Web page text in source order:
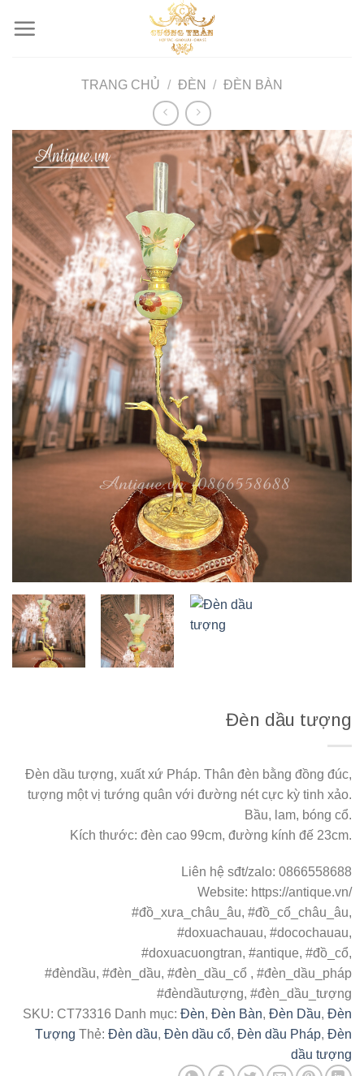
TRANG CHỦ / ĐÈN / ĐÈN BÀN
Đèn dầu tượng
Đèn dầu tượng, xuất xứ Pháp. Thân đèn bằng đồng đúc,
tượng một vị tướng quân với đường nét cực kỳ tinh xảo.
Bầu, lam, bóng cổ.
Kích thước: đèn cao 99cm, đường kính đế 23cm.
Liên hệ sđt/zalo: 0866558688
Website: https://antique.vn/
#đồ_xưa_châu_âu, #đồ_cổ_châu_âu,
#doxuachauau, #docochauau,
#doxuacuongtran, #antique, #đồ_cổ,
#đèndầu, #đèn_dầu, #đèn_dầu_cổ , #đèn_dầu_pháp
#đèndầutượng, #đèn_dầu_tượng
SKU: CT73316 Danh mục: Đèn, Đèn Bàn, Đèn Dầu, Đèn
Tượng Thẻ: Đèn dầu, Đèn dầu cổ, Đèn dầu Pháp, Đèn
dầu tượng